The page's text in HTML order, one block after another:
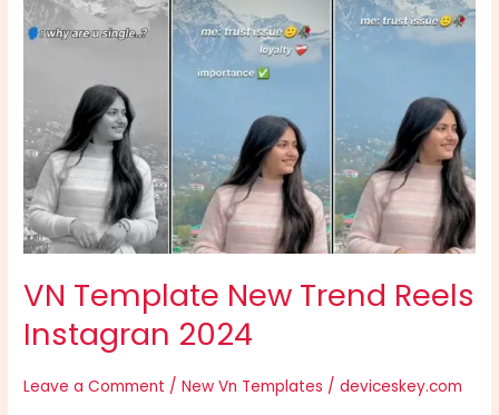
VN Template New Trend Reels
Instagran 2024
Leave a Comment /New Vn Templates /deviceskey.com
VN
Template
Reels
Instagran
2024